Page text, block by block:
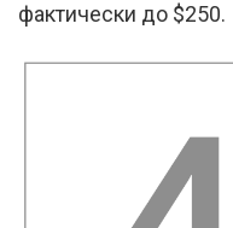
фактически до $250.